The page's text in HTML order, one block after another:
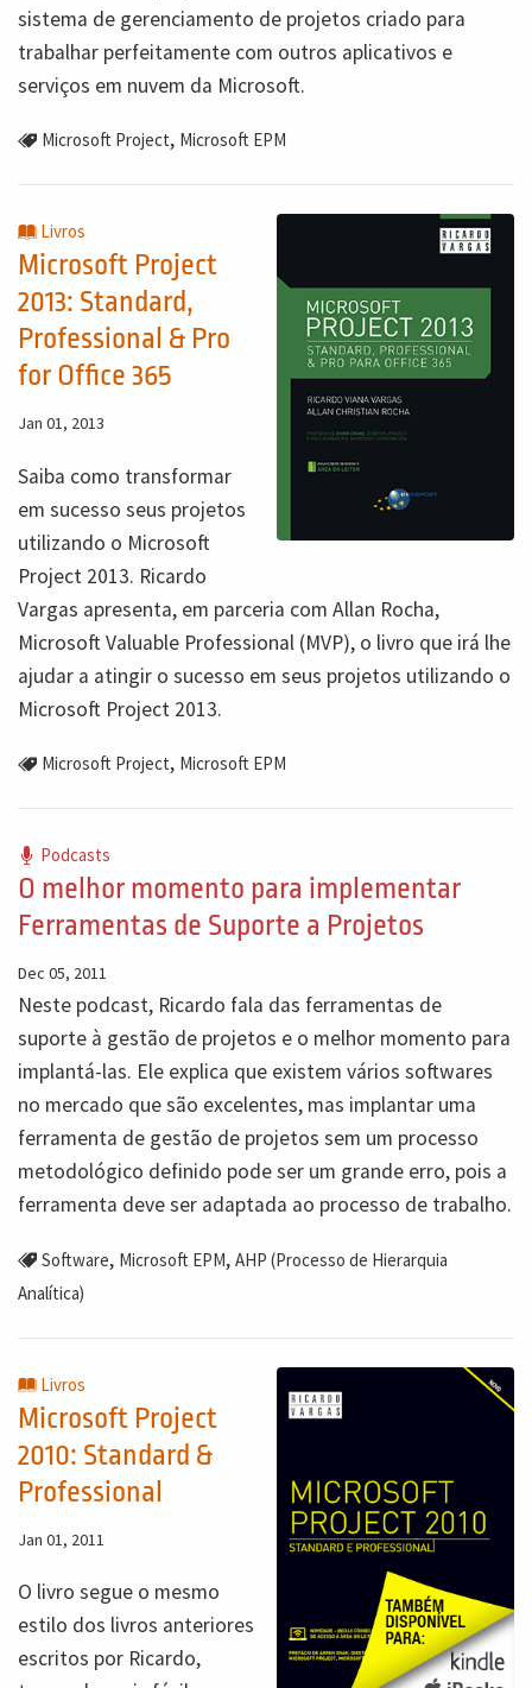
sistema de gerenciamento de projetos criado para
trabalhar perfeitamente com outros aplicativos e
serviços em nuvem da Microsoft.
Microsoft Project, Microsoft EPM
Livros
Microsoft Project
2013: Standard,
Professional & Pro
for Office 365
Jan 01, 2013
Saiba como transformar
em sucesso seus projetos
utilizando o Microsoft
Project 2013. Ricardo
Vargas apresenta, em parceria com Allan Rocha,
Microsoft Valuable Professional (MVP), o livro que irá lhe
ajudar a atingir o sucesso em seus projetos utilizando o
Microsoft Project 2013.
Microsoft Project, Microsoft EPM
Podcasts
O melhor momento para implementar
Ferramentas de Suporte a Projetos
Dec 05, 2011
Neste podcast, Ricardo fala das ferramentas de
suporte à gestão de projetos e o melhor momento para
implantá-las. Ele explica que existem vários softwares
no mercado que são excelentes, mas implantar uma
ferramenta de gestão de projetos sem um processo
metodológico definido pode ser um grande erro, pois a
ferramenta deve ser adaptada ao processo de trabalho.
Software, Microsoft EPM, AHP (Processo de Hierarquia
Analítica)
Livros
Microsoft Project
2010: Standard &
Professional
Jan 01, 2011
O livro segue o mesmo
estilo dos livros anteriores
escritos por Ricardo,